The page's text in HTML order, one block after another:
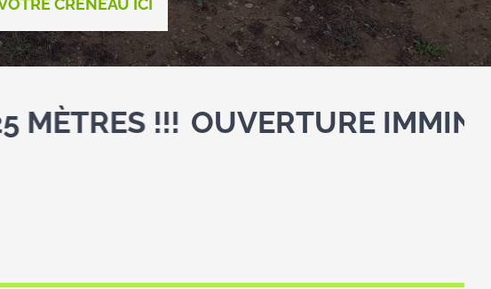
CRÉNEAU ICI
!!! OUVERTURE IMMINENTE